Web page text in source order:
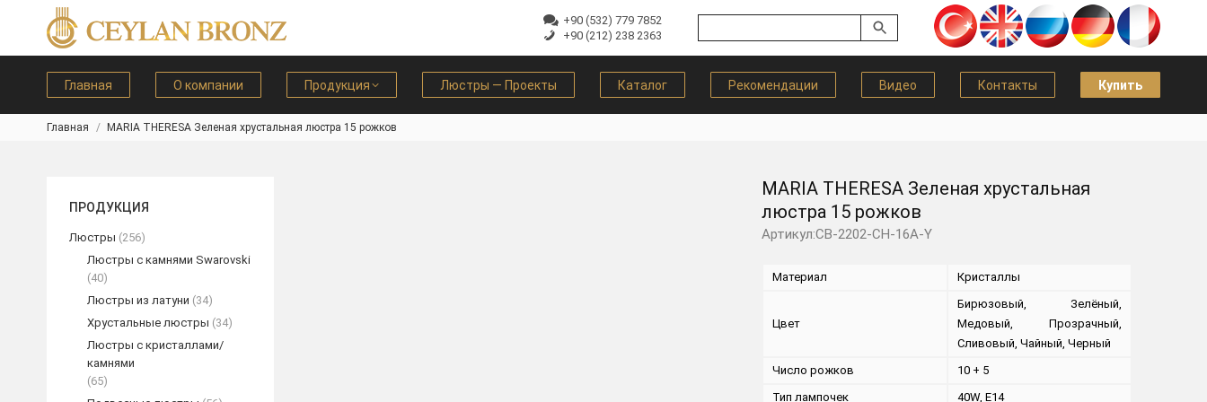
+90 (532) 779 7852
+90 (212) 238 2363
Главная О компании Продукция Люстры — Проекты Каталог Рекомендации Видео Контакты Купить
Вы здесь:
Главная MARIA THERESA Зеленая хрустальная люстра 15 рожков
MARIA THERESA Зеленая хрустальная
люстра 15 рожков
Артикул:CB-2202-CH-16A-Y
Материал Кристаллы
Цвет
Бирюзовый, Зелёный,
Медовый, Прозрачный,
Сливовый, Чайный, Черный
Число рожков
10 + 5
Тип лампочек
40W, E14
ПРОДУКЦИЯ
Люстры (256)
Люстры с камнями Swarovski
(40)
Люстры из латуни (34)
Хрустальные люстры (34)
Люстры с кристаллами/
камнями
(65)